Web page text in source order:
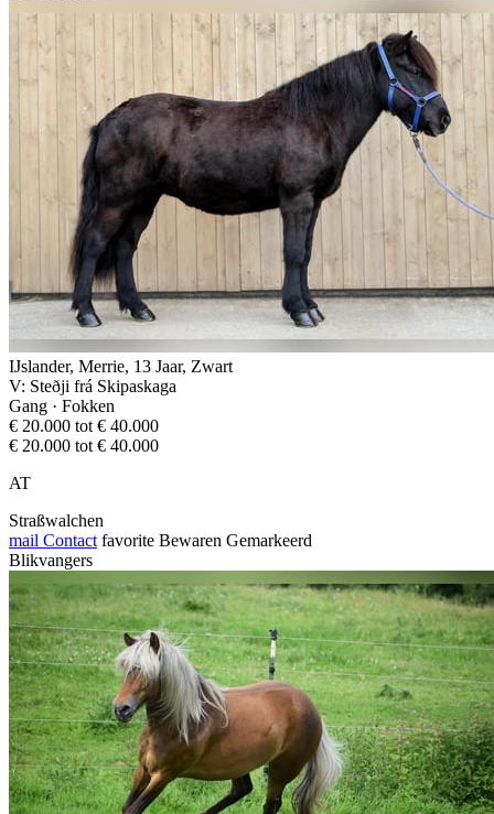
IJslander, Merrie, 13 Jaar, Zwart
V: Steðji frá Skipaskaga
Gang · Fokken
€ 20.000 tot € 40.000
€ 20.000 tot € 40.000
AT
Straßwalchen
mail Contact favorite Bewaren Gemarkeerd
Blikvangers